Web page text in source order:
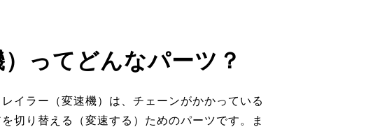
ってどんなパーツ？
レイラー（変速機）は、チェーンがかかっている
を切り替える（変速する）ためのパーツです。ま